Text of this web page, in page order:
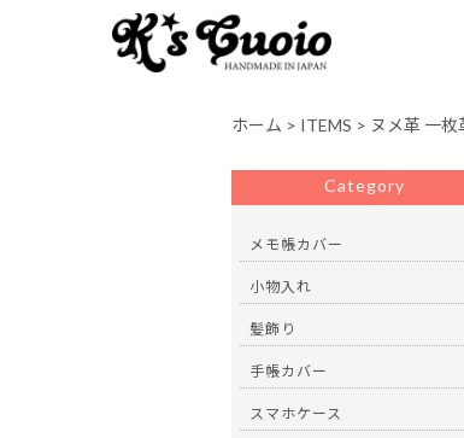
ホーム > ITEMS > ヌメ革 一枚
Category
メモ帳カバー
小物入れ
髪飾り
手帳カバー
スマホケース